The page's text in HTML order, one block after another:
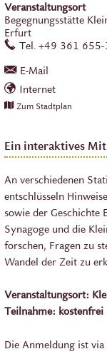
Veranstaltungsort
Begegnungsstätte
Erfurt
work
Tel. +49 361 655-
E-Mail
Internet
Zum Stadtplan
Ein interaktives
An verschiedenen
entschlüsseln
sowie der Geschichte
Synagoge und die
forschen, Fragen zu
Wandel der Zeit zu
Veranstaltungsort:
Teilnahme:
Die Anmeldung ist via